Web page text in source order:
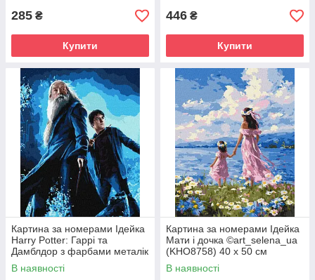
285 ₴
Купити
446 ₴
Купити
Картина за номерами Ідейка
Harry Potter: Гаррі та
Дамблдор з фарбами металік
©Warner Bros (KHO8739) 40 х
50 см
В наявності
Картина за номерами Ідейка
Мати і дочка ©art_selena_ua
(KHO8758) 40 х 50 см
В наявності